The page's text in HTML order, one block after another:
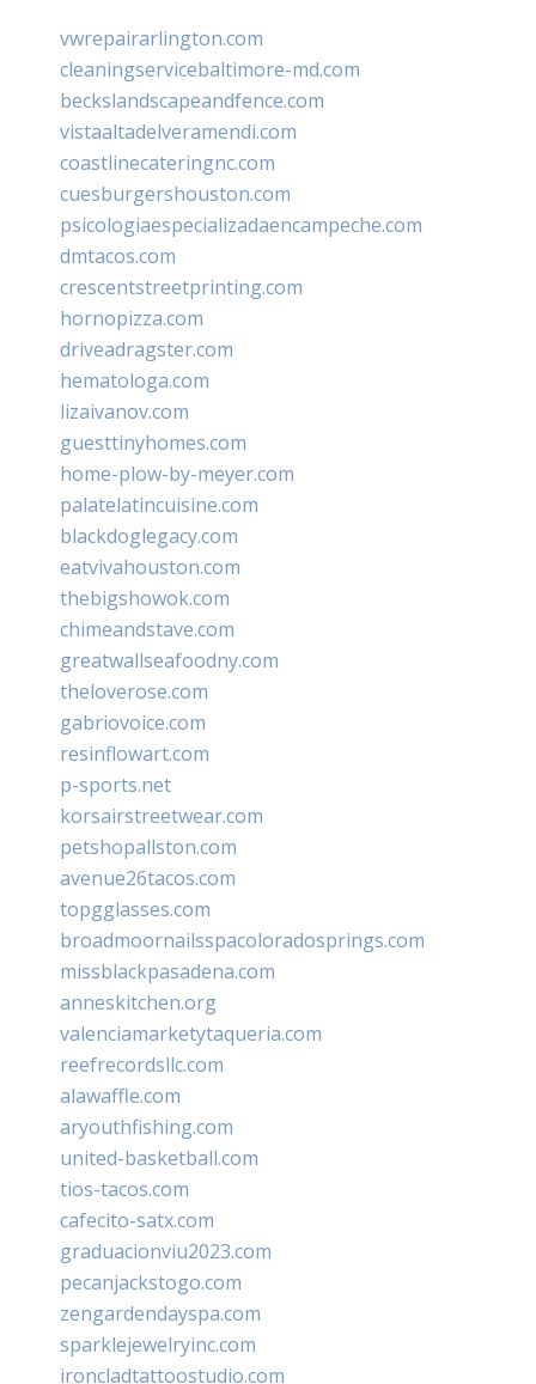
vwrepairarlington.com
cleaningservicebaltimore-md.com
beckslandscapeandfence.com
vistaaltadelveramendi.com
coastlinecateringnc.com
cuesburgershouston.com
psicologiaespecializadaencampeche.com
dmtacos.com
crescentstreetprinting.com
hornopizza.com
driveadragster.com
hematologa.com
lizaivanov.com
guesttinyhomes.com
home-plow-by-meyer.com
palatelatincuisine.com
blackdoglegacy.com
eatvivahouston.com
thebigshowok.com
chimeandstave.com
greatwallseafoodny.com
theloverose.com
gabriovoice.com
resinflowart.com
p-sports.net
korsairstreetwear.com
petshopallston.com
avenue26tacos.com
topgglasses.com
broadmoornailsspacoloradosprings.com
missblackpasadena.com
anneskitchen.org
valenciamarketytaqueria.com
reefrecordsllc.com
alawaffle.com
aryouthfishing.com
united-basketball.com
tios-tacos.com
cafecito-satx.com
graduacionviu2023.com
pecanjackstogo.com
zengardendayspa.com
sparklejewelryinc.com
ironcladtattoostudio.com